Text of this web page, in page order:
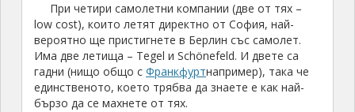
При четири самолетни компании (две от тях –
low cost), които летят директно от София, най-
вероятно ще пристигнете в Берлин със самолет.
Има две летища – Tegel и Schönefeld. И двете са
гадни (нищо общо с Франкфуртнапример), така че
единственото, което трябва да знаете е как най-
бързо да се махнете от тях.